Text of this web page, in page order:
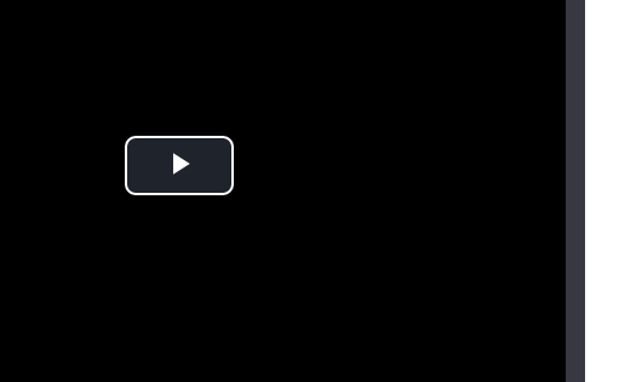
Play